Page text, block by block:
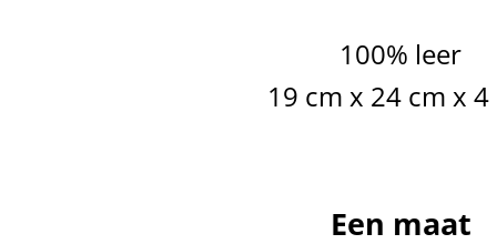
100% leer
19 cm x 24 cm x
Een maat